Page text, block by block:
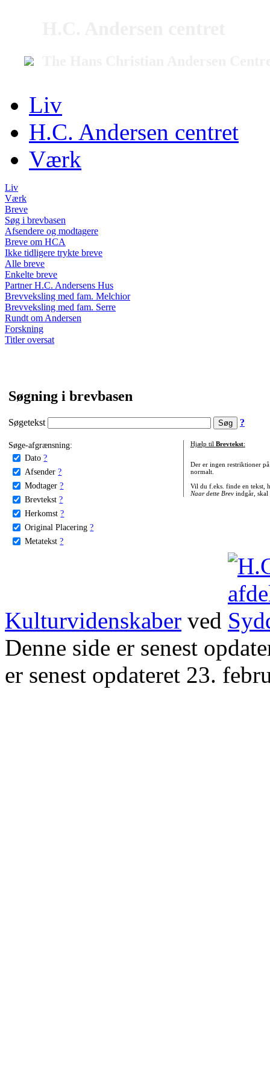
Liv
H.C. Andersen centret
Værk
Liv
Værk
Breve
Søg i brevbasen
Afsendere og modtagere
Breve om HCA
Ikke tidligere trykte breve
Alle breve
Enkelte breve
Partner H.C. Andersens Hus
Brevveksling med fam. Melchior
Brevveksling med fam. Serre
Rundt om Andersen
Forskning
Titler oversat
Søgning i brevbasen
Søgetekst ?
Søge-afgrænsning:
Dato ?
Afsender ?
Modtager ?
Brevtekst ?
Herkomst ?
Original Placering ?
Metatekst ?
Hjælp til Brevtekst:
Der er ingen restriktioner
normalt.
Vil du f.eks. finde en tekst,
Naar dette Brevindgår, skal
Kulturvidenskaber ved
Denne side er senest
er senest opdateret 23.